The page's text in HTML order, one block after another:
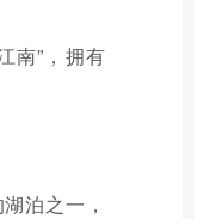
南”，拥有
泊之一，